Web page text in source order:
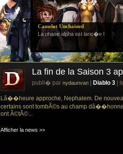
Camelot Unchained
La phase alpha est lanc�e !
La fin de la Saison 3
publi� par nydaunvan Diablo 3 |
Lâ��heure approche, Nephalem. De
certains sont tombÃ©s au champ
ont Ã©tÃ©...
Afficher la news >>